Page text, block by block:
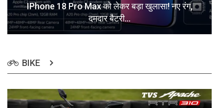
IPhone 18 Pro Max को लेकर बड़ा खुलासा! नए रंग,
दमदार बैटरी…
BIKE